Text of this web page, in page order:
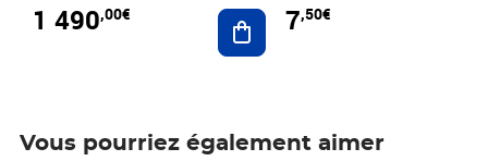
1 490,00€ Ajouter au panier
7,50€
Vous pourriez également aimer